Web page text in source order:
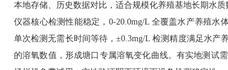
本地存储、历史数据对比，适合规模化养殖基地长期水质
仪器核心检测性能稳定，0-20.0mg/L 全覆盖水产养殖水
单次检测无需长时间等待，±0.3mg/L 检测精度满足水产
的溶氧数值，形成塘口专属溶氧变化曲线。有实地测试